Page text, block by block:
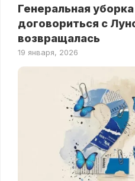
Генеральная
договориться с
возвращалась
19 января, 2026